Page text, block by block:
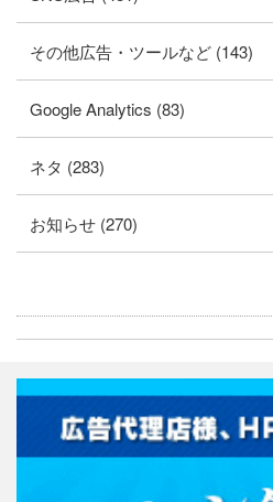
その他広告・ツールなど (143)
Google Analytics (83)
ネタ (283)
お知らせ (270)